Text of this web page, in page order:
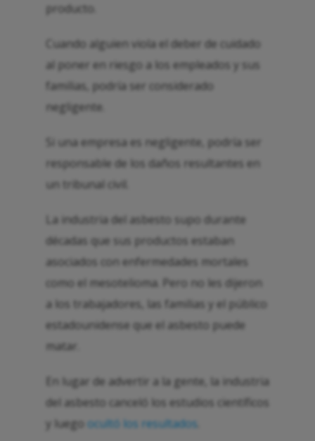
producto.
Cuando alguien viola el deber de cuidado
al poner en riesgo a los empleados y sus
familias, podría ser considerado
negligente.
Si una empresa es negligente, podría ser
responsable de los daños resultantes en
un tribunal civil.
La industria del asbesto supo durante
décadas que sus productos estaban
asociados con enfermedades mortales
como el mesotelioma. Pero no les dijeron
a los trabajadores, las familias y el público
estadounidense que el asbesto puede
matar.
En lugar de advertir a la gente, la industria
del asbesto canceló los estudios científicos
y luego ocultó los resultados